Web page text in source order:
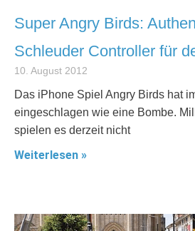
Super Angry Birds:
Schleuder Controller für
10. August 2012
Das iPhone Spiel Angry Birds hat
eingeschlagen wie eine Bombe.
spielen es derzeit nicht
Weiterlesen »